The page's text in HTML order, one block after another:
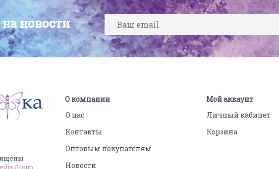
новости
Group
О компании
О нас
Контакты
Оптовым покупателям
Новости
Мой аккаунт
Личный кабинет
Корзина